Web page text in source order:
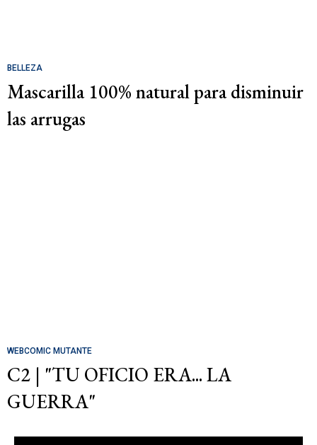
BELLEZA
Mascarilla 100% natural para disminuir
las arrugas
WEBCOMIC MUTANTE
C2 | "TU OFICIO ERA... LA
GUERRA"